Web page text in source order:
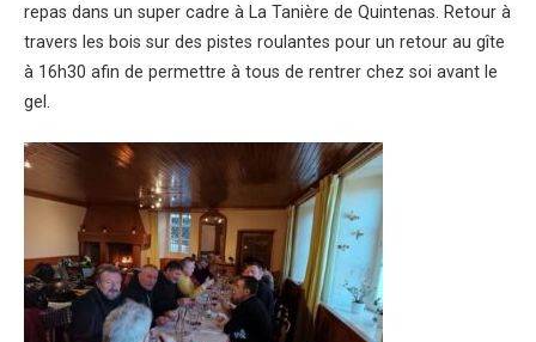
repas dans un super cadre à La Tanière de Quintenas. Retour à
travers les bois sur des pistes roulantes pour un retour au gîte
à 16h30 afin de permettre à tous de rentrer chez soi avant le
gel.